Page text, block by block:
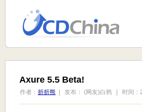
Axure 5.5 Beta!
作者： 折折熊 | 发布： (网友)白鸦 | 时间：